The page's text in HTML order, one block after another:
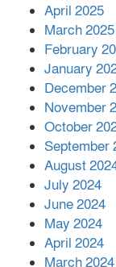
April 2025
March 2025
February
January
December
November
October
September
August
July 2024
June 2024
May 2024
April 2024
March 2024